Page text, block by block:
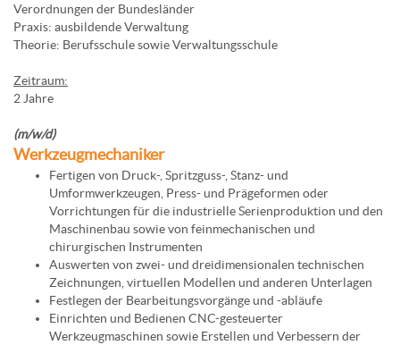
Verordnungen der Bundesländer
Praxis: ausbildende Verwaltung
Theorie: Berufsschule sowie Verwaltungsschule
Zeitraum:
2 Jahre
(m/w/d)
Werkzeugmechaniker
Fertigen von Druck-, Spritzguss-, Stanz- und
Umformwerkzeugen, Press- und Prägeformen oder
Vorrichtungen für die industrielle Serienproduktion und den
Maschinenbau sowie von feinmechanischen und
chirurgischen Instrumenten
Auswerten von zwei- und dreidimensionalen technischen
Zeichnungen, virtuellen Modellen und anderen Unterlagen
Festlegen der Bearbeitungsvorgänge und -abläufe
Einrichten und Bedienen CNC-gesteuerter
Werkzeugmaschinen sowie Erstellen und Verbessern der